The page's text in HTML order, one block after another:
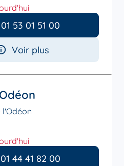
01 53 01 51 00
Voir plus
l'Odéon
01 44 41 82 00